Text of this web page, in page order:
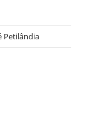
Petilândia